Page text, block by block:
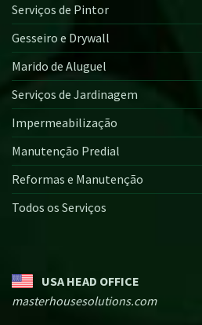
Serviços de Pintor
Gesseiro e Drywall
Marido de Aluguel
Serviços de Jardinagem
Impermeabilização
Manutenção Predial
Reformas e Manutenção
Todos os Serviços
USA HEAD OFFICE
masterhousesolutions.com